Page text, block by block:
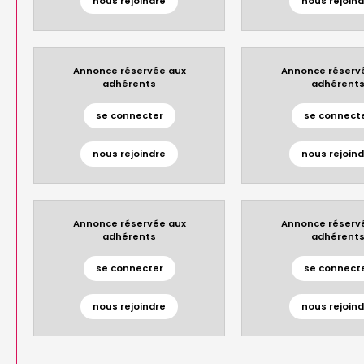
Annonce réservée aux
adhérents
se connecter
nous rejoindre
Annonce
adhérents
se
nous
Annonce réservée aux
adhérents
se connecter
nous rejoindre
Annonce
adhérents
se
nous